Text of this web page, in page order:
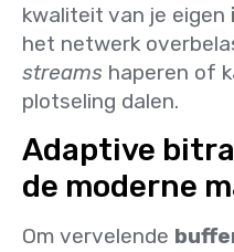
kwaliteit van je eigen
het netwerk
streams haperen of
plotseling dalen.
Adaptive
de moderne
Om vervelende